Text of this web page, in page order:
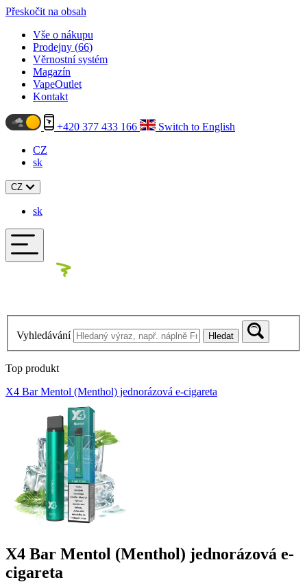
Přeskočit na obsah
Vše o nákupu
Prodejny (66)
Věrnostní systém
Magazín
VapeOutlet
Kontakt
+420 377 433 166
Switch to English
CZ
sk
CZ
sk
Vyhledávání Hledat
Top produkt
X4 Bar Mentol (Menthol) jednorázová e-cigareta
X4 Bar Mentol (Menthol) jednorázová e-
cigareta